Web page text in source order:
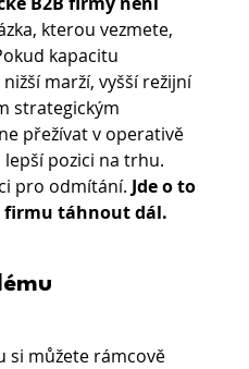
kterou vezmete,
kapacitu
marží, vyšší režijní
strategickým
přežívat v operativě
pozici na trhu.
pro odmítání. Jde o to
firmu táhnout dál.
si můžete rámcově